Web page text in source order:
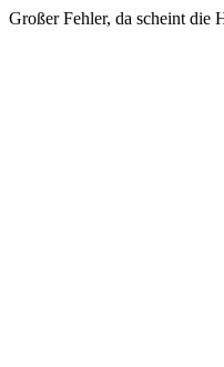
Großer Fehler, da scheint die